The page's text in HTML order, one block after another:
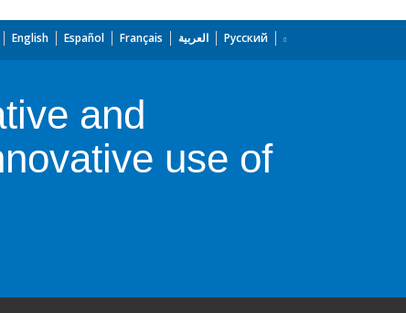
English Español Français العربية Русский
and
use of